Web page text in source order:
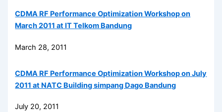
CDMA RF Performance Optimization Workshop on
March 2011 at IT Telkom Bandung
March 28, 2011
CDMA RF Performance Optimization Workshop on July
2011 at NATC Building simpang Dago Bandung
July 20, 2011